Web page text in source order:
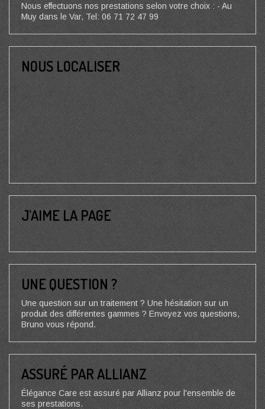
Nous effectuons nos prestations selon votre choix : - Au
Muy dans le Var, Tel: 06 71 72 47 99
NOUS LOCALISER
J’AIME LA PAGE
UNE QUESTION ?
Une question sur un traitement ? Une hésitation sur un
produit des différentes gammes ? Envoyez vos questions,
Bruno vous répond.
ASSURÉ PAR ALLIANZ
Élégance Care est assuré par Allianz pour l'ensemble de
ses prestations.